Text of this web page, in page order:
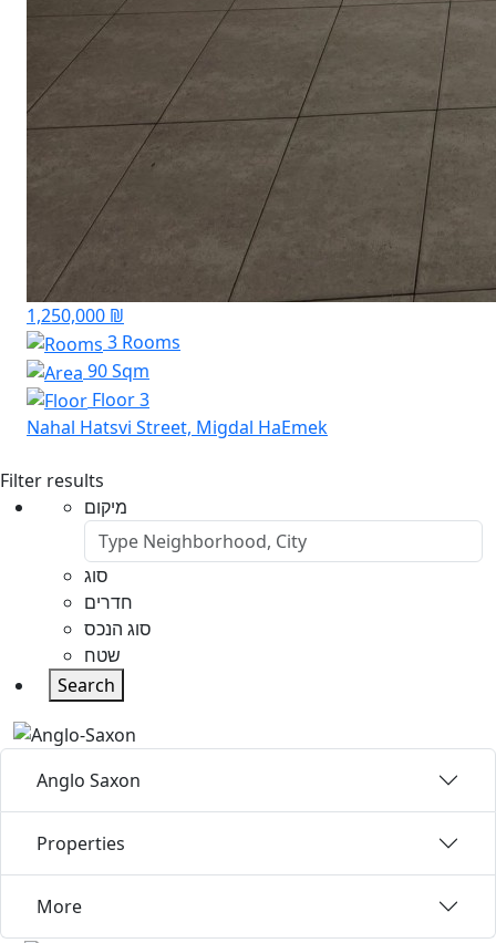
1,250,000 ₪
3 Rooms
90 Sqm
Floor 3
Nahal Hatsvi Street, Migdal HaEmek
Filter results
מיקום
סוג
חדרים
סוג הנכס
שטח
Search
Anglo Saxon
Properties
More